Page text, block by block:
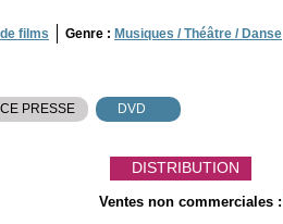
films Genre : Musiques / Théâtre / Danse
PRESSE DVD
DISTRIBUTION
Ventes non commerciales :